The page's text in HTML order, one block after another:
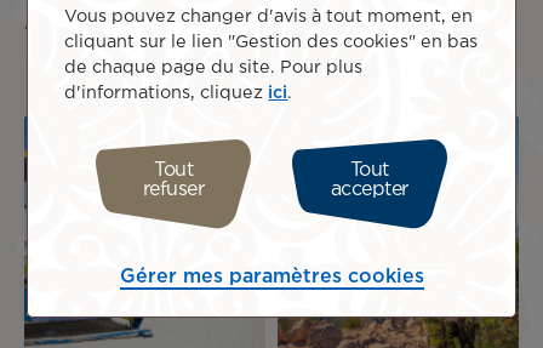
ATNJAPON26
199 500 XPF
TTC
OFFRE
SÉJOUR
Vous pouvez changer d'avis à tout moment, en
cliquant sur le lien "Gestion des cookies" en bas
de chaque page du site. Pour plus
d'informations, cliquez ici
Tout
refuser
Tout
accepter
Gérer mes paramètres cookies